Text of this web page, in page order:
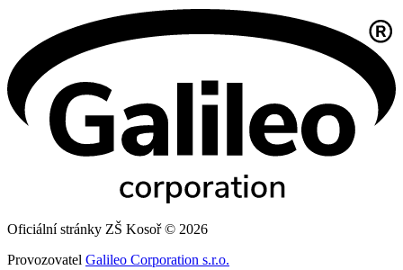
Oficiální stránky ZŠ Kosoř © 2026
Provozovatel Galileo Corporation s.r.o.